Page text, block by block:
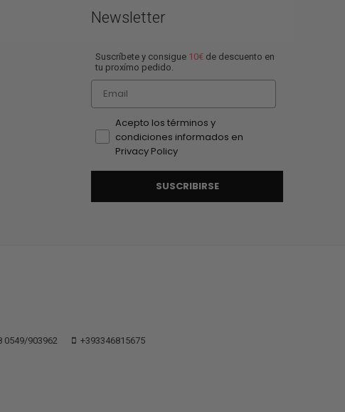
Newsletter
Suscríbete y consigue 10€ de descuento en
tu proxímo pedido.
Email
Acepto los términos y
condiciones informados en
Privacy Policy
SUSCRIBIRSE
0549/903962 +393346815675